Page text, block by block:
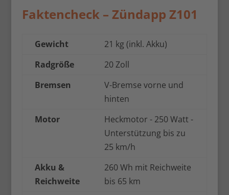
Faktencheck – Zündapp Z101
Gewicht
21 kg (inkl. Akku)
Radgröße
20 Zoll
Bremsen
V-Bremse vorne und
hinten
Motor
Heckmotor - 250 Watt -
Unterstützung bis zu
25 km/h
Akku &
Reichweite
260 Wh mit Reichweite
bis 65 km